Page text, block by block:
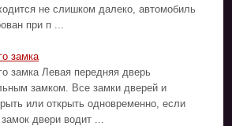
не слишком далеко, автомобиль
при п ...
замка
замка Левая передняя дверь
замком. Все замки дверей и
или открыть одновременно, если
двери водит ...